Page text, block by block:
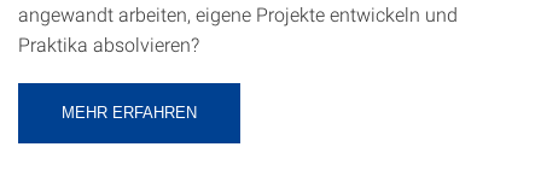
angewandt arbeiten, eigene Projekte entwickeln und
Praktika absolvieren?
MEHR ERFAHREN